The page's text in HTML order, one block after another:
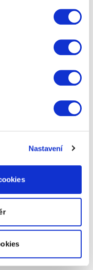
Nastavení